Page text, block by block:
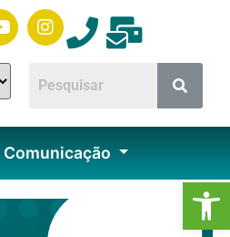
Comunicação